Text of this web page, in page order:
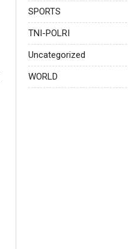
SPORTS
TNI-POLRI
Uncategorized
WORLD